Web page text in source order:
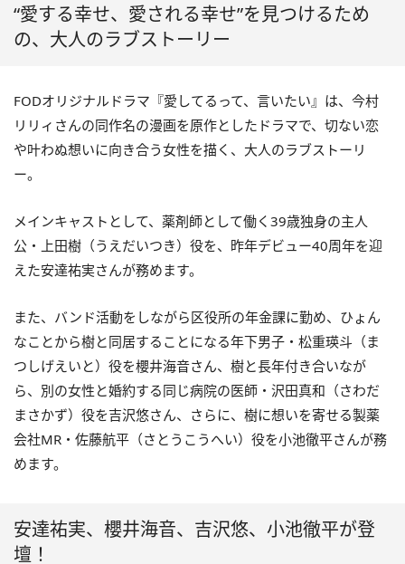
“愛する幸せ、愛される幸せ”を見つけるため
の、大人のラブストーリー
FODオリジナルドラマ『愛してるって、言いたい』は、今村
リリィさんの同作名の漫画を原作としたドラマで、切ない恋
や叶わぬ想いに向き合う女性を描く、大人のラブストーリ
ー。
メインキャストとして、薬剤師として働く39歳独身の主人
公・上田樹（うえだいつき）役を、昨年デビュー40周年を迎
えた安達祐実さんが務めます。
また、バンド活動をしながら区役所の年金課に勤め、ひょん
なことから樹と同居することになる年下男子・松重瑛斗（ま
つしげえいと）役を櫻井海音さん、樹と長年付き合いなが
ら、別の女性と婚約する同じ病院の医師・沢田真和（さわだ
まさかず）役を吉沢悠さん、さらに、樹に想いを寄せる製薬
会社MR・佐藤航平（さとうこうへい）役を小池徹平さんが務
めます。
安達祐実、櫻井海音、吉沢悠、小池徹平が登
壇！